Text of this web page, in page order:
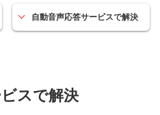
自動音声応答サービスで解決
スで解決